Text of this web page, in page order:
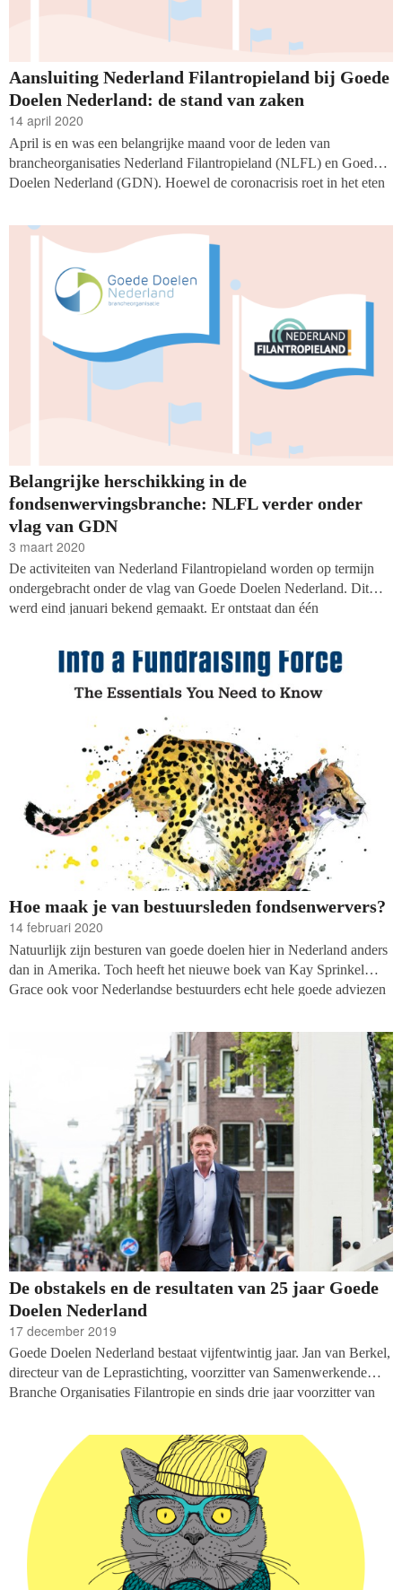
Aansluiting Nederland Filantropieland bij Goede
Doelen Nederland: de stand van zaken
14 april 2020
April is en was een belangrijke maand voor de leden van
brancheorganisaties Nederland Filantropieland (NLFL) en Goede
Doelen Nederland (GDN). Hoewel de coronacrisis roet in het eten
april gebruikt om een update te geven over de stand van zaken. De
belangrijkste punten op een rijtje:
Belangrijke herschikking in de
fondsenwervingsbranche: NLFL verder onder
vlag van GDN
3 maart 2020
De activiteiten van Nederland Filantropieland worden op termijn
ondergebracht onder de vlag van Goede Doelen Nederland. Dit
werd eind januari bekend gemaakt. Er ontstaat dan één
fondsenwervingssector: professionalisering, dienstverlening en
belangenbehartiging. Een ingrijpende verschuiving in het
filantropische landschap en daarom tijd om aan te schuiven bij de
Nederland en Marc Petit van Nederland Filantropieland.
Hoe maak je van bestuursleden fondsenwervers?
14 februari 2020
Natuurlijk zijn besturen van goede doelen hier in Nederland anders
dan in Amerika. Toch heeft het nieuwe boek van Kay Sprinkel
Grace ook voor Nederlandse bestuurders echt hele goede adviezen
village’ leven is het helemaal niet ondenkbaar dat ook onze
besturen met dit boek een flink zetje in de goede richting kunnen
krijgen. ‘Transform Your Board into a Fundraising Force’ is een
geweldig handig document om die verandering in gang te zetten.
De obstakels en de resultaten van 25 jaar Goede
Doelen Nederland
17 december 2019
Goede Doelen Nederland bestaat vijfentwintig jaar. Jan van Berkel,
directeur van de Leprastichting, voorzitter van Samenwerkende
Branche Organisaties Filantropie en sinds drie jaar voorzitter van
nut van de vereniging, de obstakels en de resultaten.